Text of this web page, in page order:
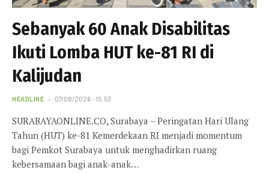
Sebanyak 60 Anak Disabilitas
Ikuti Lomba HUT ke-81 RI di
Kalijudan
HEADLINE 07/08/2026 - 15:53
SURABAYAONLINE.CO, Surabaya – Peringatan Hari Ulang
Tahun (HUT) ke-81 Kemerdekaan RI menjadi momentum
bagi Pemkot Surabaya untuk menghadirkan ruang
kebersamaan bagi anak-anak…